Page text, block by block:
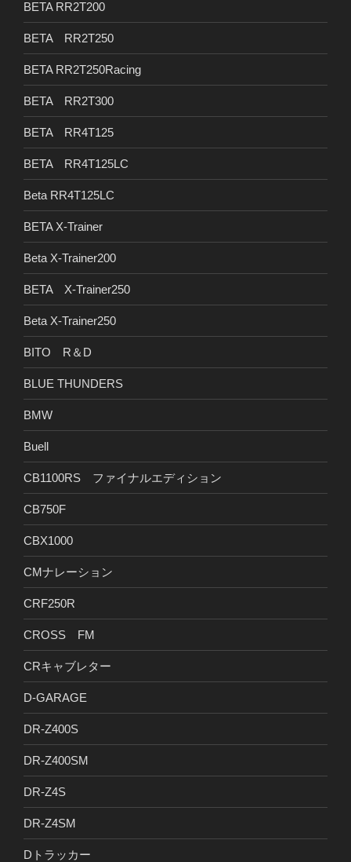
BETA RR2T200
BETA RR2T250
BETA RR2T250Racing
BETA RR2T300
BETA RR4T125
BETA RR4T125LC
Beta RR4T125LC
BETA X-Trainer
Beta X-Trainer200
BETA X-Trainer250
Beta X-Trainer250
BITO R＆D
BLUE THUNDERS
BMW
Buell
CB1100RS ファイナルエディション
CB750F
CBX1000
CMナレーション
CRF250R
CROSS FM
CRキャブレター
D-GARAGE
DR-Z400S
DR-Z400SM
DR-Z4S
DR-Z4SM
Dトラッカー